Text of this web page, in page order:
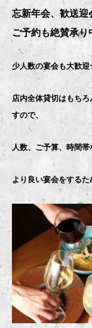
忘新年会、歓送迎
ご予約も絶賛承り
少人数の宴会も大歓
店内全体貸切はもち
すので、
人数、ご予算、時間
より良い宴会をする